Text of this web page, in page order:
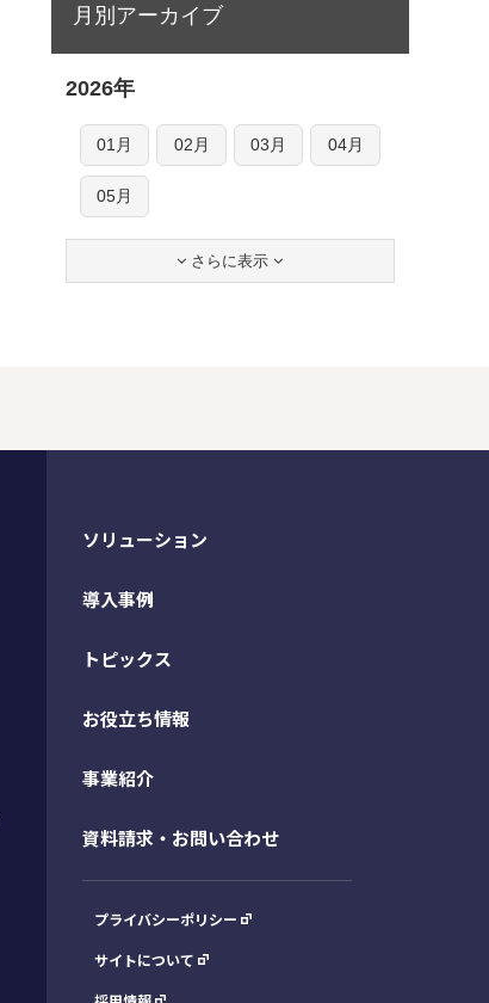
月別アーカイブ
2026年
01月 02月 03月 04月
05月
 さらに表示 
ソリューション
導入事例
トピックス
お役立ち情報
事業紹介
資料請求・お問い合わせ
プライバシーポリシー
サイトについて